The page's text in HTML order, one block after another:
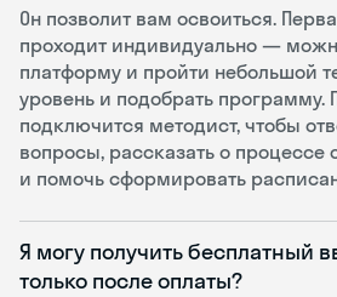
Он позволит вам освоиться.
проходит индивидуально —
платформу и пройти небольшой
уровень и подобрать программу.
подключится методист, чтобы
вопросы, рассказать о процессе
и помочь сформировать
Я могу получить бесплатный
только после оплаты?